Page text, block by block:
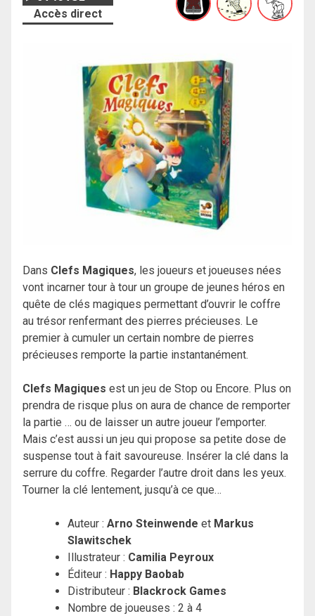
Accès direct
Dans Clefs Magiques, les joueurs et joueuses nées
vont incarner tour à tour un groupe de jeunes héros en
quête de clés magiques permettant d’ouvrir le coffre
au trésor renfermant des pierres précieuses. Le
premier à cumuler un certain nombre de pierres
précieuses remporte la partie instantanément.
Clefs Magiques est un jeu de Stop ou Encore. Plus on
prendra de risque plus on aura de chance de remporter
la partie … ou de laisser un autre joueur l’emporter.
Mais c’est aussi un jeu qui propose sa petite dose de
suspense tout à fait savoureuse. Insérer la clé dans la
serrure du coffre. Regarder l’autre droit dans les yeux.
Tourner la clé lentement, jusqu’à ce que…
Auteur : Arno Steinwende et Markus
Slawitschek
Illustrateur : Camilia Peyroux
Éditeur : Happy Baobab
Distributeur : Blackrock Games
Nombre de joueuses : 2 à 4